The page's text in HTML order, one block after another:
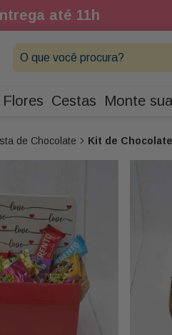
até 11h
O que você procura?
Flores Cestas Monte
de Chocolate Kit de